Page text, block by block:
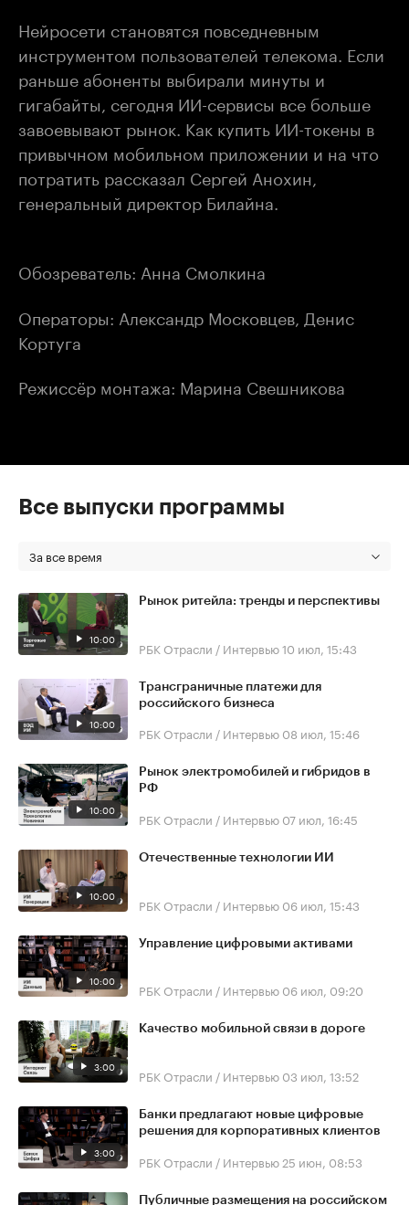
Нейросети становятся повседневным
инструментом пользователей телекома. Если
раньше абоненты выбирали минуты и
гигабайты, сегодня ИИ-сервисы все больше
завоевывают рынок. Как купить ИИ-токены в
привычном мобильном приложении и на что
потратить рассказал Сергей Анохин,
генеральный директор Билайна.
Обозреватель: Анна Смолкина
Операторы: Александр Московцев, Денис
Кортуга
Режиссёр монтажа: Марина Свешникова
Все выпуски программы
За все время
10:00
Рынок ритейла: тренды и перспективы
РБК Отрасли / Интервью10 июл, 15:43
10:00
Трансграничные платежи для
российского бизнеса
РБК Отрасли / Интервью 08 июл, 15:46
10:00
Рынок электромобилей и гибридов в
РФ
РБК Отрасли / Интервью 07 июл, 16:45
10:00
Отечественные технологии ИИ
РБК Отрасли / Интервью 06 июл, 15:43
10:00
Управление цифровыми активами
РБК Отрасли / Интервью 06 июл, 09:20
3:00
Качество мобильной связи в дороге
РБК Отрасли / Интервью 03 июл, 13:52
3:00
Банки предлагают новые цифровые
решения для корпоративных клиентов
РБК Отрасли / Интервью 25 июн, 08:53
Публичные размещения на российском